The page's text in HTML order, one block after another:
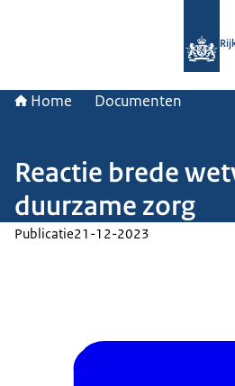
Home Documenten
Reactie brede
duurzame zorg
Publicatie21-12-2023